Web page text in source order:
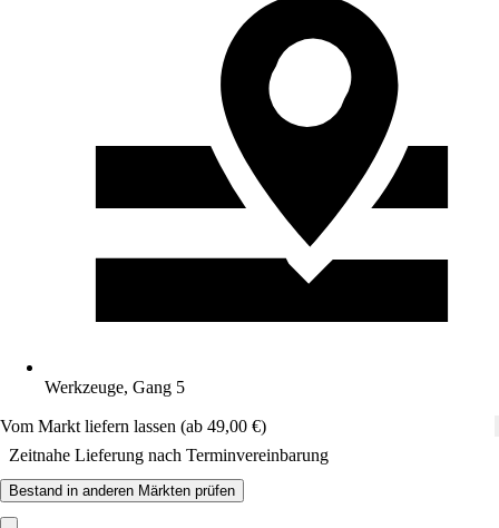
Werkzeuge, Gang 5
Vom Markt liefern lassen (ab 49,00 €)
Zeitnahe Lieferung nach Terminvereinbarung
Bestand in anderen Märkten prüfen